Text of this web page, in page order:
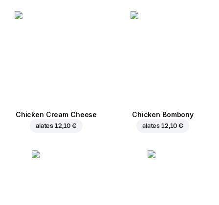
Chicken Cream Cheese
alates 12,10 €
Chicken Bombony
alates 12,10 €